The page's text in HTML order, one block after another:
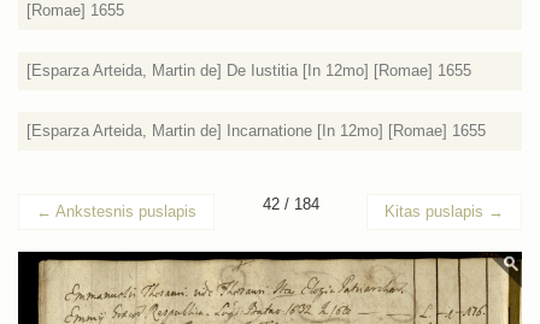
[Romae] 1655
[Esparza Arteida, Martin de] De Iustitia [In 12mo] [Romae] 1655
[Esparza Arteida, Martin de] Incarnatione [In 12mo] [Romae] 1655
← Ankstesnis puslapis 42 / 184 Kitas puslapis →